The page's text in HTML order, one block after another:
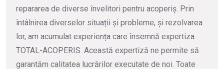
repararea de diverse învelitori pentru acoperiș. Prin
întâlnirea diverselor situații și probleme, și rezolvarea
lor, am acumulat experiența care însemnă expertiza
TOTAL-ACOPERIS. Această expertiză ne permite să
garantăm calitatea lucrărilor executate de noi. Toate